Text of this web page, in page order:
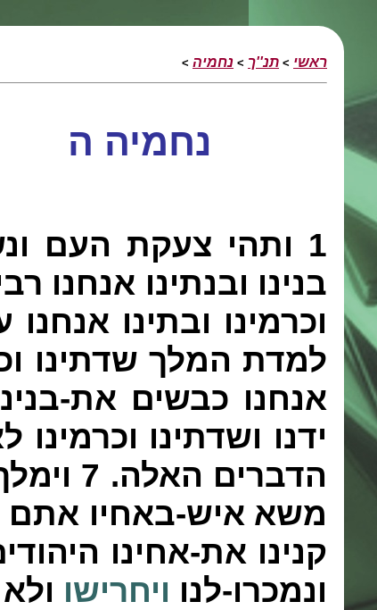
ראשי > תנ''ך > נחמיה>
נחמיה ה
1 ותהי צעקת העם
בנינו ובנתינו אנחנו
וכרמינו ובתינו
למדת המלך שדתינו
אנחנו כבשים את-
ידנו ושדתינו וכרמינו
הדברים האלה. 7
משא איש-באחיו אתם
קנינו את-אחינו
ונמכרו-לנו ויחרישו ולא